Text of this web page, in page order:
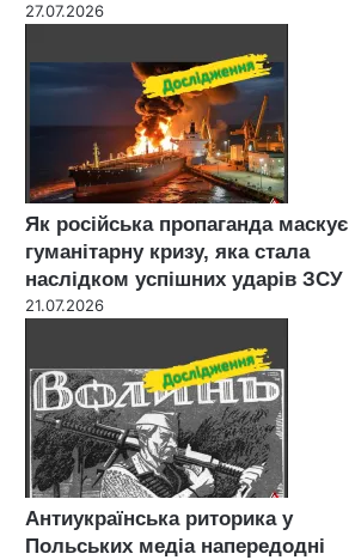
27.07.2026
Як російська пропаганда маскує
гуманітарну кризу, яка стала
наслідком успішних ударів ЗСУ
21.07.2026
Антиукраїнська риторика у
Польських медіа напередодні